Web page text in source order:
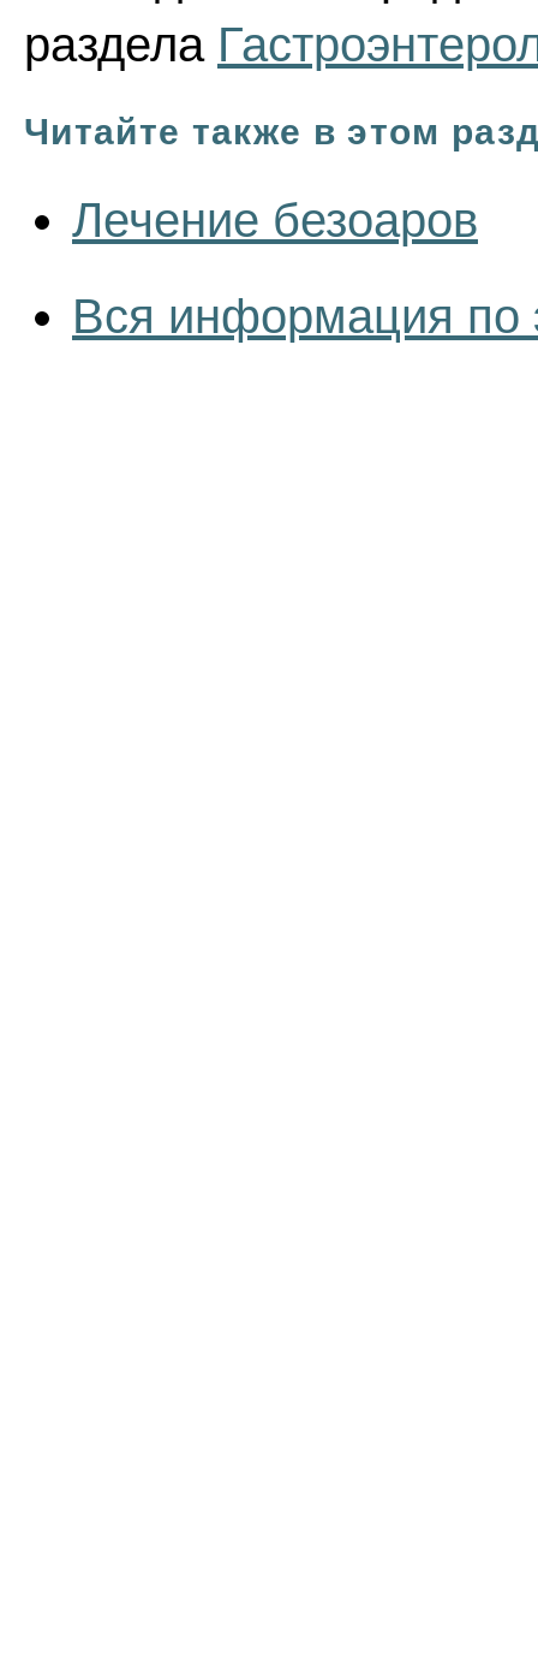
раздела
Читайте также в этом
Лечение безоаров
Вся информация по